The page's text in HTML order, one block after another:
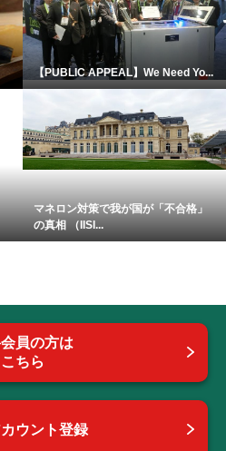
【PUBLIC APPEAL】We Need Yo...
マネロン対策で我が国が「不合格」
の真相 （IISI...
員の方は
こちら
ウント登録